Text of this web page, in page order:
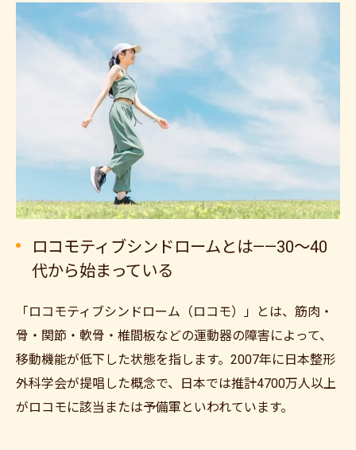
ロコモティブシンドロームとは——30〜40
代から始まっている
「ロコモティブシンドローム（ロコモ）」とは、筋肉・
骨・関節・軟骨・椎間板などの運動器の障害によって、
移動機能が低下した状態を指します。2007年に日本整形
外科学会が提唱した概念で、日本では推計4700万人以上
がロコモに該当または予備軍といわれています。